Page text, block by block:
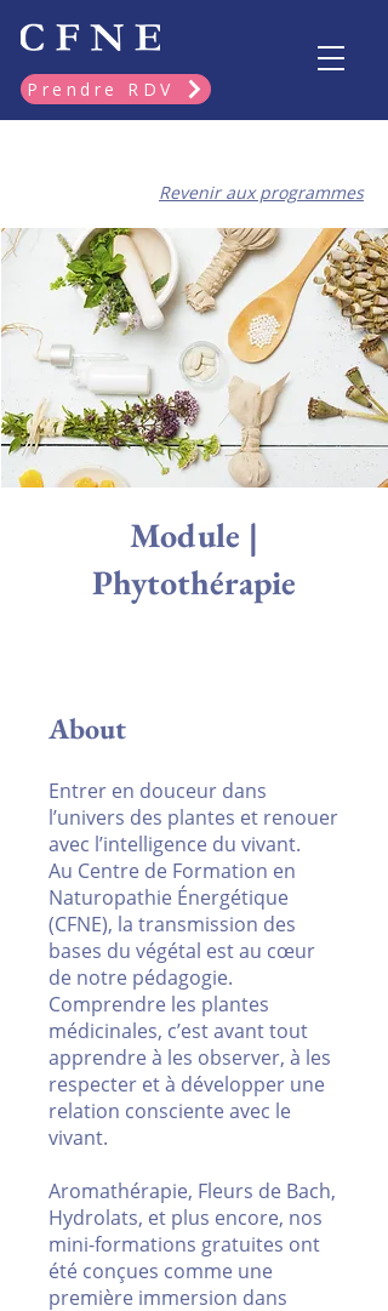
Prendre RDV
Revenir aux programmes
Module |
Phytothérapie
About
Entrer en douceur dans
l’univers des plantes et renouer
avec l’intelligence du vivant.
Au Centre de Formation en
Naturopathie Énergétique
(CFNE), la transmission des
bases du végétal est au cœur
de notre pédagogie.
Comprendre les plantes
médicinales, c’est avant tout
apprendre à les observer, à les
respecter et à développer une
relation consciente avec le
vivant.
Aromathérapie, Fleurs de Bach,
Hydrolats, et plus encore, nos
mini-formations gratuites ont
été conçues comme une
première immersion dans